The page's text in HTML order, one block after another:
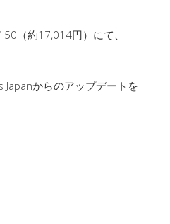
（約17,014円）にて、
からのアップデートを